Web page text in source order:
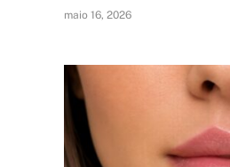
maio 16, 2026